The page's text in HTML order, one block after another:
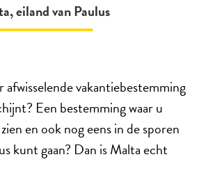
eiland van Paulus
afwisselende vakantiebestemming
Een bestemming waar u
en ook nog eens in de sporen
kunt gaan? Dan is Malta echt